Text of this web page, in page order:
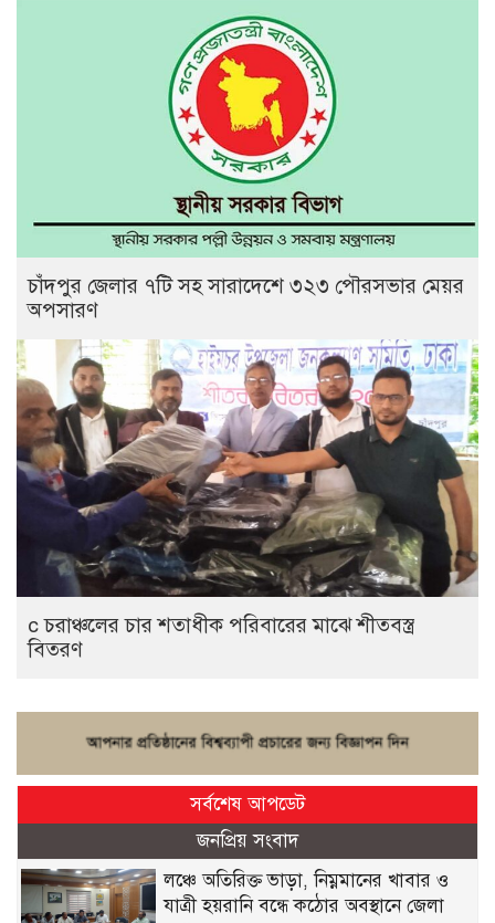
চাঁদপুর জেলার ৭টি সহ সারাদেশে ৩২৩ পৌরসভার মেয়র
অপসারণ
c চরাঞ্চলের চার শতাধীক পরিবারের মাঝে শীতবস্ত্র
বিতরণ
সর্বশেষ আপডেট
জনপ্রিয় সংবাদ
লঞ্চে অতিরিক্ত ভাড়া, নিম্নমানের খাবার ও
যাত্রী হয়রানি বন্ধে কঠোর অবস্থানে জেলা